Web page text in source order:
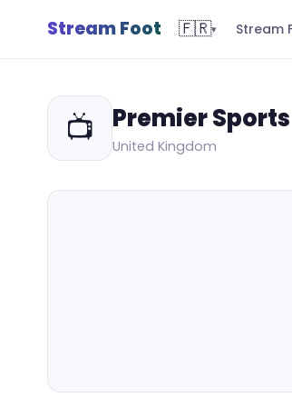
Stream Foot 🇫🇷▾ Stream
📺 Premier
United Kingdom